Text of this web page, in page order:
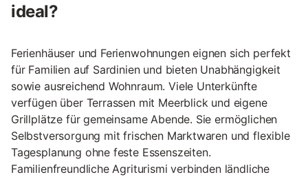
ideal?
Ferienhäuser und Ferienwohnungen eignen sich perfekt
für Familien auf Sardinien und bieten Unabhängigkeit
sowie ausreichend Wohnraum. Viele Unterkünfte
verfügen über Terrassen mit Meerblick und eigene
Grillplätze für gemeinsame Abende. Sie ermöglichen
Selbstversorgung mit frischen Marktwaren und flexible
Tagesplanung ohne feste Essenszeiten.
Familienfreundliche Agriturismi verbinden ländliche